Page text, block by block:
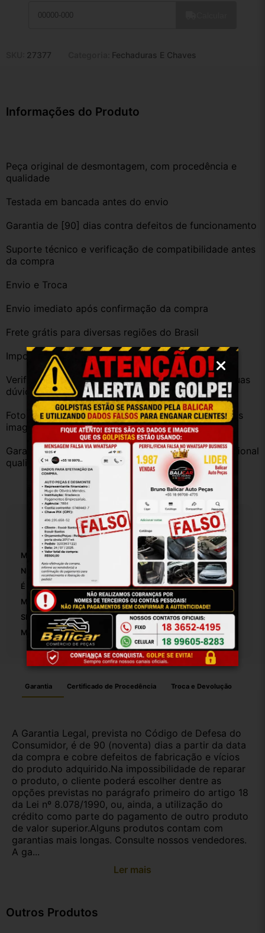
27377 Fechaduras E Chaves
Informações do Produto
Peça original de desmontagem, com procedência e
qualidade
Testada em bancada antes do envio
Garantia de [90] dias contra defeitos de funcionamento
Suporte técnico e verificação de compatibilidade antes
da compra
Envio e Troca
Envio imediato após confirmação da compra
Frete grátis para diversas regiões do Brasil
Importante
Verifique a compatibilidade com seu veículo. Tire suas
dúvidas no campo de perguntas!
Fotos reais do produto. Peça exatamente igual à das
imagens.
Garantia válida somente com instalação por profissional
qualificado.
Especificações
Marca: Hyundai
Número De Peça: 27377
É Fechadura Elétrica: True
Modelo:
SKU: 27377
Motivo De GTIN Vacío: Outro
Garantia Certificado de Procedência Troca e Devolução
A Garantia Legal, prevista no Código de Defesa do
Consumidor, é de 90 (noventa) dias a partir da data
da compra e cobre defeitos de fabricação e vícios
do produto adquirido.Na impossibilidade de reparar
o produto, o cliente poderá escolher dentre as
opções previstas no parágrafo primeiro do artigo 18
da Lei nº 8.078/1990, ou, ainda, a utilização do
crédito como parte do pagamento de outro produto
de valor superior.Alguns produtos contam com
garantias mais longas. Consulte nossos vendedores.
A ga...
Ler mais
Outros Produtos